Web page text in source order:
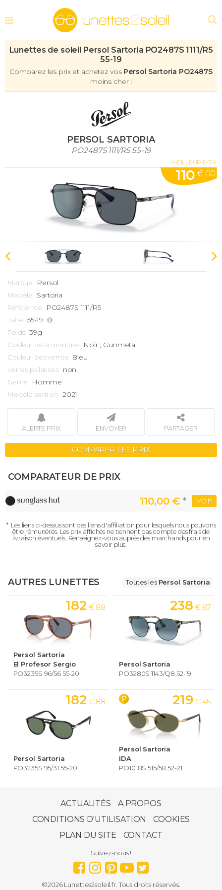
Lunettes de soleil Persol Sartoria PO2487S 1111/R5
55-19
Comparez les prix et achetez vos Persol Sartoria PO2487S
moins cher !
PERSOL SARTORIA
PO2487S 1111/R5 55-19
MEILLEUR PRIX
110 € 00
Marque Persol
Modèle Sartoria
Référence PO2487S 1111/R5
Taille 55-19
Poids 39g
Couleur de la monture Noir ; Gunmetal
Couleur des verres Bleu
Verres polarisés non
Genre Homme
Modèle sorti en 2021
ALERTE PRIX ENVOYER PARTAGER
COMPARER LES PRIX
COMPARATEUR DE PRIX
110,00 € * VOIR
* Les liens ci-dessus sont des liens d'affiliation pour lesquels nous pouvons
être rémunérés. Les prix affichés ne tiennent pas compte des frais de
livraison éventuels. Renseignez-vous auprès des marchands pour en
savoir plus.
AUTRES LUNETTES Toutes les Persol Sartoria
Persol Sartoria
El Profesor Sergio
PO3235S 96/56 55-20
182 € 88
Persol Sartoria
PO3280S 1143/Q8 52-19
238 € 87
Persol Sartoria
PO3235S 95/31 55-20
182 € 88
Persol Sartoria
IDA
PO1018S 515/58 52-21
219 € 45
Medium
PO3306S 95/31 52-20
ACTUALITÉS
A PROPOS
CONDITIONS D'UTILISATION
COOKIES
PLAN DU SITE
CONTACT
Suivez-nous !
©2026 Lunettes2soleil.fr. Tous droits réservés.